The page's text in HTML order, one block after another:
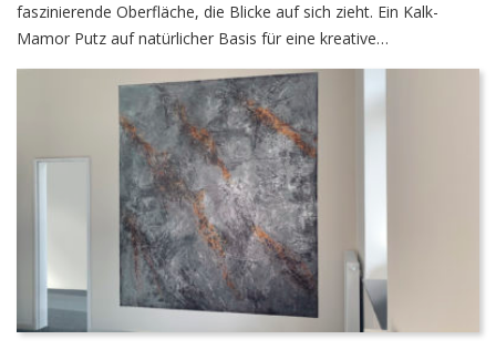
faszinierende Oberfläche, die Blicke auf sich zieht. Ein Kalk-
Mamor Putz auf natürlicher Basis für eine kreative
außergewöhnliche Optik.